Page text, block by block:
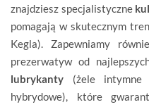
znajdziesz specjalistyczne
pomagają w skutecznym
Kegla). Zapewniamy
prezerwatyw od
lubrykanty (żele intymne
hybrydowe), które